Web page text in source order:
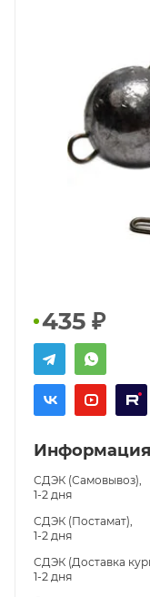
435 ₽
Информация
СДЭК (Самовывоз),
1-2 дня
СДЭК (Постамат),
1-2 дня
СДЭК (Доставка
1-2 дня